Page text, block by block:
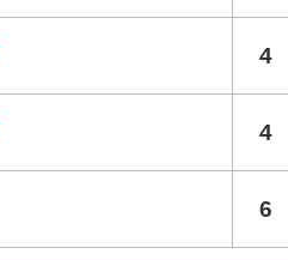
4
4
6